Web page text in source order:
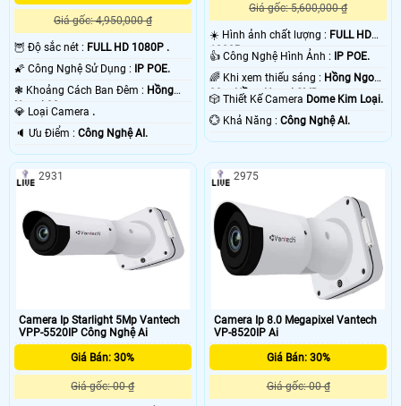
Giá gốc: 4,950,000 ₫
🦉 Độ sắc nét : FULL HD 1080P .
🌠 Công Nghệ Sử Dụng :
IP POE.
❃ Khoảng Cách Ban Đêm : Hồng
Ngoại 80m .
💎 Loại Camera .
️🔈 Ưu Điểm : Công Nghệ AI.
Giá gốc: 5,600,000 ₫
☀️ Hình ảnh chất lượng : FULL HD
1080P .
👍 Công Nghệ Hình Ảnh :
IP POE.
🌈 Khi xem thiếu sáng : Hồng Ngoại
80m Hồng Ngoại SMD.
🎲 Thiết Kế Camera Dome Kim Loại.
️💮 Khả Năng :Công Nghệ AI.
Camera Ip Starlight 5Mp Vantech
VPP-5520IP Công Nghệ Ai
Giá Bán: 30%
Giá gốc: 00 ₫
2931
Camera Ip 8.0 Megapixel Vantech
VP-8520IP Ai
Giá Bán: 30%
Giá gốc: 00 ₫
2975